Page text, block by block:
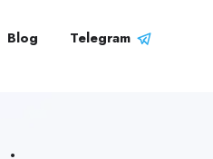
Blog Telegram